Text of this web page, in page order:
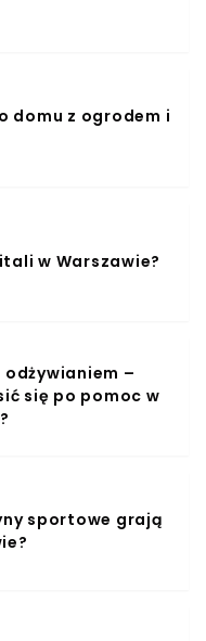
domu z ogrodem i
w Warszawie?
odżywianiem –
się po pomoc w
sportowe grają